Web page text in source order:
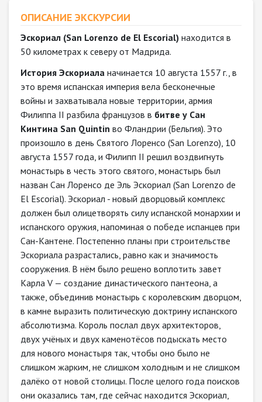
ОПИСАНИЕ ЭКСКУРСИИ
Эскориал (San Lorenzo de El Escorial) находится в
50 километрах к северу от Мадрида.
История Эскориала начинается 10 августа 1557 г., в
это время испанская империя вела бесконечные
войны и захватывала новые территории, армия
Филиппа II разбила французов в битве у Сан
Кинтина San Quintin во Фландрии (Бельгия). Это
произошло в день Святого Лоренсо (San Lorenzo), 10
августа 1557 года, и Филипп II решил воздвигнуть
монастырь в честь этого святого, монастырь был
назван Сан Лоренсо де Эль Эскориал (San Lorenzo de
El Escorial). Эскориал - новый дворцовый комплекс
должен был олицетворять силу испанской монархии и
испанского оружия, напоминая о победе испанцев при
Сан-Кантене. Постепенно планы при строительстве
Эскориала разрастались, равно как и значимость
сооружения. В нём было решено воплотить завет
Карла V — создание династического пантеона, а
также, объединив монастырь с королевским дворцом,
в камне выразить политическую доктрину испанского
абсолютизма. Король послал двух архитекторов,
двух учёных и двух каменотёсов подыскать место
для нового монастыря так, чтобы оно было не
слишком жарким, не слишком холодным и не слишком
далёко от новой столицы. После целого года поисков
они оказались там, где сейчас находится Эскориал,